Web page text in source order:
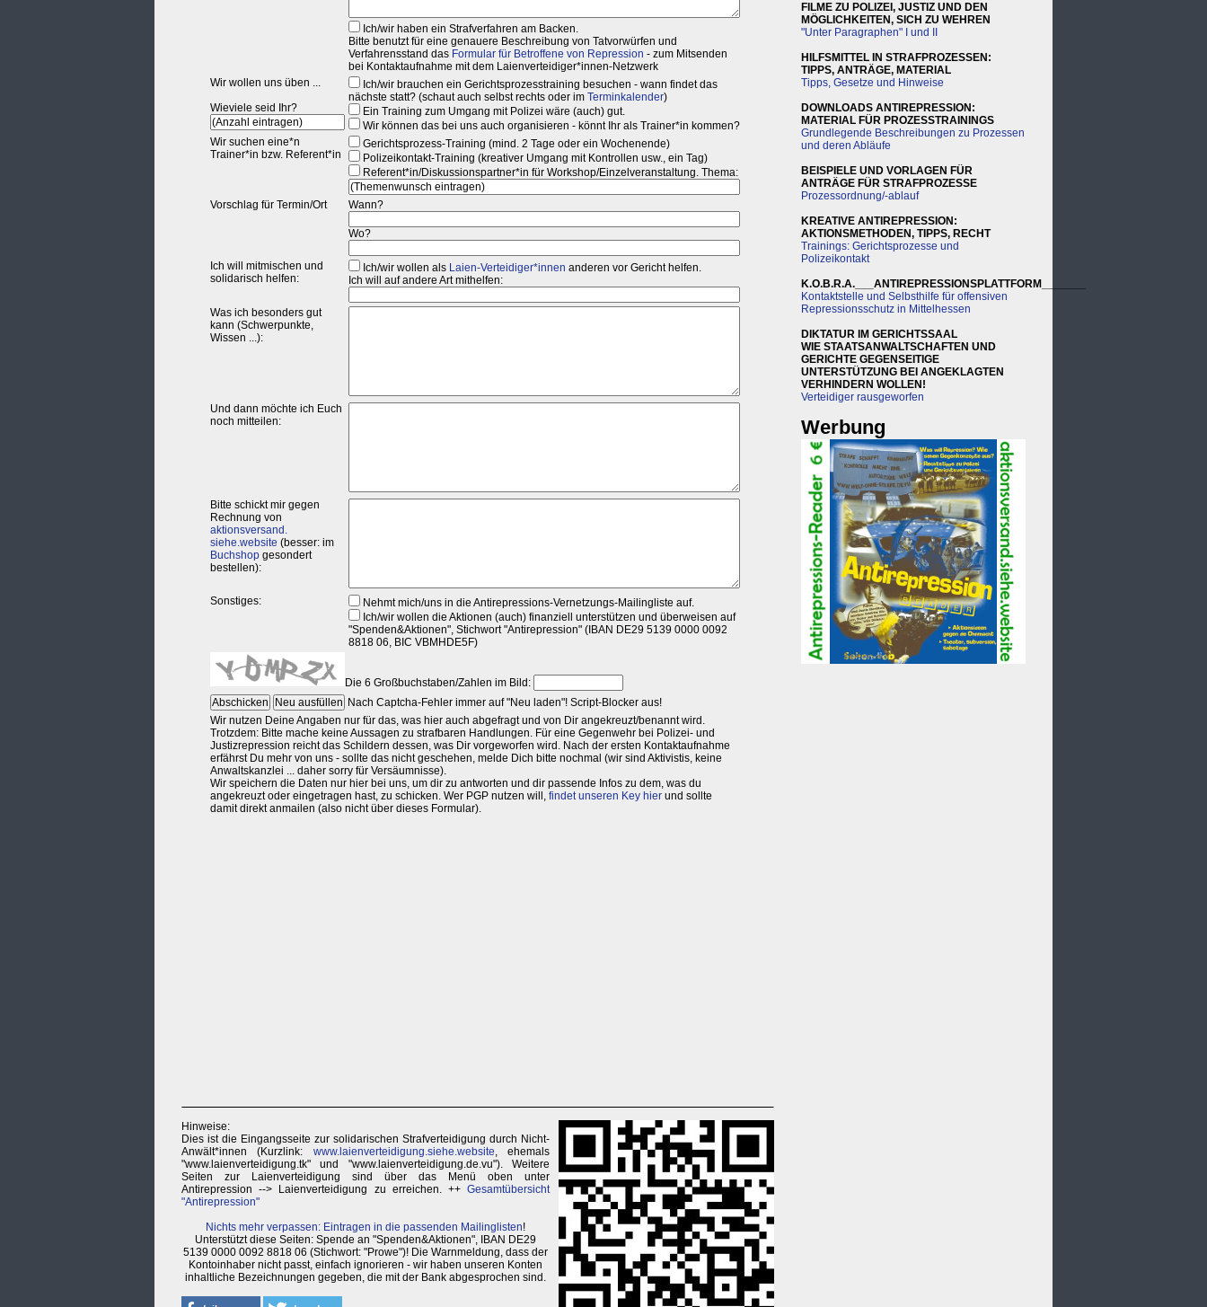
Hinweise:
Dies ist die Eingangsseite zur solidarischen Strafverteidigung durch Nicht-
Anwält*innen (Kurzlink: www.laienverteidigung.siehe.website, ehemals
"www.laienverteidigung.tk" und "www.laienverteidigung.de.vu"). Weitere
Seiten zur Laienverteidigung sind über das Menü oben unter
Antirepression --> Laienverteidigung zu erreichen. ++ Gesamtübersicht
"Antirepression"
Nichts mehr verpassen: Eintragen in die passenden Mailinglisten!
Unterstützt diese Seiten: Spende an "Spenden&Aktionen", IBAN DE29
5139 0000 0092 8818 06 (Stichwort: "Prowe")! Die Warnmeldung, dass der
Kontoinhaber nicht passt, einfach ignorieren - wir haben unseren Konten
inhaltliche Bezeichnungen gegeben, die mit der Bank abgesprochen sind.
FILME ZU POLIZEI, JUSTIZ UND DEN
MÖGLICHKEITEN, SICH ZU WEHREN
"Unter Paragraphen" I und II
HILFSMITTEL IN STRAFPROZESSEN:
TIPPS, ANTRÄGE, MATERIAL
Tipps, Gesetze und Hinweise
DOWNLOADS ANTIREPRESSION:
MATERIAL FÜR PROZESSTRAININGS
Grundlegende Beschreibungen zu Prozessen
und deren Abläufe
BEISPIELE UND VORLAGEN FÜR
ANTRÄGE FÜR STRAFPROZESSE
Prozessordnung/-ablauf
KREATIVE ANTIREPRESSION:
AKTIONSMETHODEN, TIPPS, RECHT
Trainings: Gerichtsprozesse und
Polizeikontakt
K.O.B.R.A.___ANTIREPRESSIONSPLATTFORM_______
Kontaktstelle und Selbsthilfe für offensiven
Repressionsschutz in Mittelhessen
DIKTATUR IM GERICHTSSAAL
WIE STAATSANWALTSCHAFTEN UND
GERICHTE GEGENSEITIGE
UNTERSTÜTZUNG BEI ANGEKLAGTEN
VERHINDERN WOLLEN!
Verteidiger rausgeworfen
Werbung